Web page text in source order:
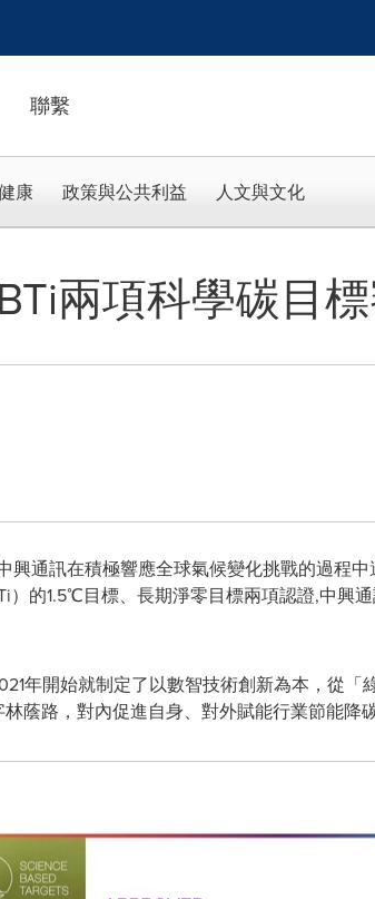
聯繫
康 政策與公共利益 人文與文化
兩項科學碳目
興通訊在積極響應全球氣候變化挑戰的過程
）的1.5℃目標、長期淨零目標兩項認證,中興
年開始就制定了以數智技術創新為本，從「
蔭路，對內促進自身、對外賦能行業節能降